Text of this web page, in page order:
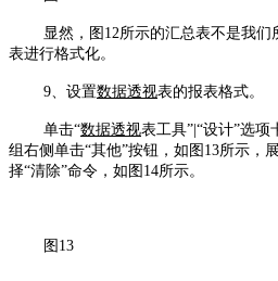
显然，图12所示的汇总表不是我
表进行格式化。
9、设置数据透视表的报表格式。
单击“数据透视表工具”|“设计”选项
组右侧单击“其他”按钮，如图13所示，
择“清除”命令，如图14所示。
图13